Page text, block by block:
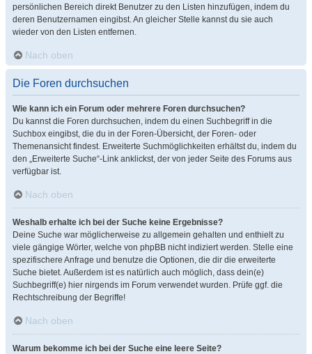
persönlichen Bereich direkt Benutzer zu den Listen hinzufügen, indem du
deren Benutzernamen eingibst. An gleicher Stelle kannst du sie auch
wieder von den Listen entfernen.
Nach oben
Die Foren durchsuchen
Wie kann ich ein Forum oder mehrere Foren durchsuchen?
Du kannst die Foren durchsuchen, indem du einen Suchbegriff in die
Suchbox eingibst, die du in der Foren-Übersicht, der Foren- oder
Themenansicht findest. Erweiterte Suchmöglichkeiten erhältst du, indem du
den „Erweiterte Suche“-Link anklickst, der von jeder Seite des Forums aus
verfügbar ist.
Nach oben
Weshalb erhalte ich bei der Suche keine Ergebnisse?
Deine Suche war möglicherweise zu allgemein gehalten und enthielt zu
viele gängige Wörter, welche von phpBB nicht indiziert werden. Stelle eine
spezifischere Anfrage und benutze die Optionen, die dir die erweiterte
Suche bietet. Außerdem ist es natürlich auch möglich, dass dein(e)
Suchbegriff(e) hier nirgends im Forum verwendet wurden. Prüfe ggf. die
Rechtschreibung der Begriffe!
Nach oben
Warum bekomme ich bei der Suche eine leere Seite?